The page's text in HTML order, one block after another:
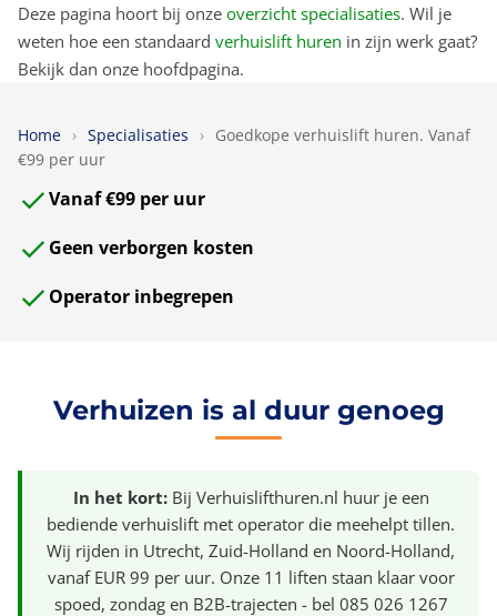
Deze pagina hoort bij onze overzicht specialisaties. Wil je
weten hoe een standaard verhuislift huren in zijn werk gaat?
Bekijk dan onze hoofdpagina.
Home › Specialisaties › Goedkope verhuislift huren. Vanaf
€99 per uur
Vanaf €99 per uur
Geen verborgen kosten
Operator inbegrepen
Verhuizen is al duur genoeg
In het kort:Bij Verhuislifthuren.nl huur je een
bediende verhuislift met operator die meehelpt tillen.
Wij rijden in Utrecht, Zuid-Holland en Noord-Holland,
vanaf EUR 99 per uur. Onze 11 liften staan klaar voor
spoed, zondag en B2B-trajecten - bel 085 026 1267